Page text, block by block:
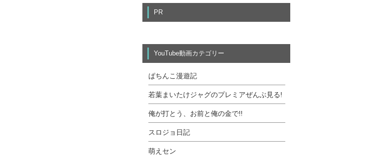
PR
YouTube動画カテゴリー
ぱちんこ漫遊記
若葉まいたけジャグのプレミアぜんぶ見る!
俺が打とう、お前と俺の金で!!
スロジョ日記
萌えセン